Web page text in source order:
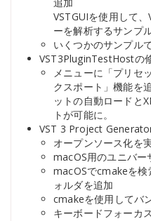
VSTGUIを使用して
ーを解析するサンプル
いくつかのサンプル
VST3PluginTestHostの
メニューに「プリセ
クスポート」機能を
ットの自動ロードと
トが可能に。
VST 3 Project
オープンソース化を
macOS用のユニバ
macOSでcmakeを検
ォルダを追加
cmakeを使用してバ
キーボードフォーカ